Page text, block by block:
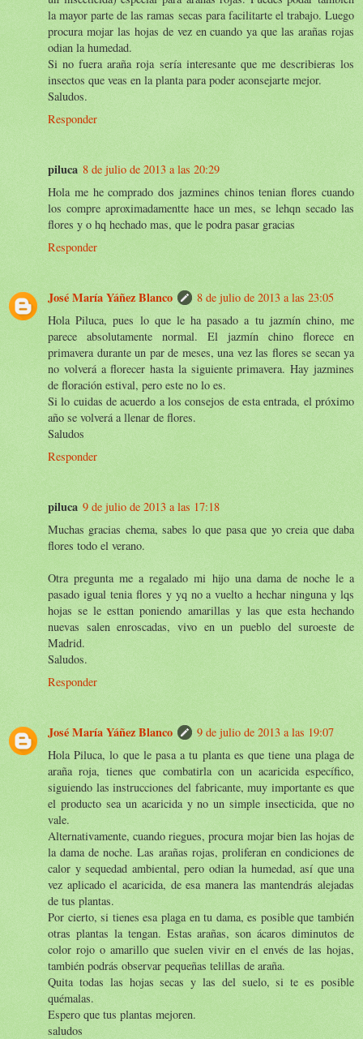
la mayor parte de las ramas secas para facilitarte el trabajo. Luego
procura mojar las hojas de vez en cuando ya que las arañas rojas
odian la humedad.
Si no fuera araña roja sería interesante que me describieras los
insectos que veas en la planta para poder aconsejarte mejor.
Saludos.
Responder
piluca 8 de julio de 2013 a las 20:29
Hola me he comprado dos jazmines chinos tenian flores cuando
los compre aproximadamentte hace un mes, se lehqn secado las
flores y o hq hechado mas, que le podra pasar gracias
Responder
José María Yáñez Blanco
8 de julio de 2013 a las 23:05
Hola Piluca, pues lo que le ha pasado a tu jazmín chino, me
parece absolutamente normal. El jazmín chino florece en
primavera durante un par de meses, una vez las flores se secan ya
no volverá a florecer hasta la siguiente primavera. Hay jazmines
de floración estival, pero este no lo es.
Si lo cuidas de acuerdo a los consejos de esta entrada, el próximo
año se volverá a llenar de flores.
Saludos
Responder
piluca 9 de julio de 2013 a las 17:18
Muchas gracias chema, sabes lo que pasa que yo creia que daba
flores todo el verano.
Otra pregunta me a regalado mi hijo una dama de noche le a
pasado igual tenia flores y yq no a vuelto a hechar ninguna y lqs
hojas se le esttan poniendo amarillas y las que esta hechando
nuevas salen enroscadas, vivo en un pueblo del suroeste de
Madrid.
Saludos.
Responder
José María Yáñez Blanco
9 de julio de 2013 a las 19:07
Hola Piluca, lo que le pasa a tu planta es que tiene una plaga de
araña roja, tienes que combatirla con un acaricida específico,
siguiendo las instrucciones del fabricante, muy importante es que
el producto sea un acaricida y no un simple insecticida, que no
vale.
Alternativamente, cuando riegues, procura mojar bien las hojas de
la dama de noche. Las arañas rojas, proliferan en condiciones de
calor y sequedad ambiental, pero odian la humedad, así que una
vez aplicado el acaricida, de esa manera las mantendrás alejadas
de tus plantas.
Por cierto, si tienes esa plaga en tu dama, es posible que también
otras plantas la tengan. Estas arañas, son ácaros diminutos de
color rojo o amarillo que suelen vivir en el envés de las hojas,
también podrás observar pequeñas telillas de araña.
Quita todas las hojas secas y las del suelo, si te es posible
quémalas.
Espero que tus plantas mejoren.
saludos